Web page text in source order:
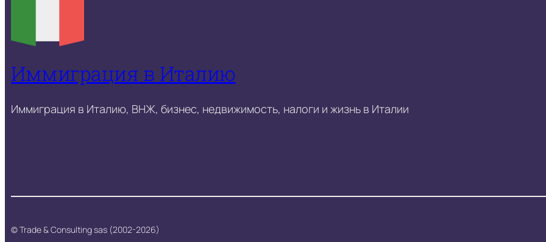
Иммиграция в Италию
Иммиграция в Италию, ВНЖ, бизнес, недвижимость, налоги и жизнь в Италии
© Trade & Consulting sas (2002-2026)